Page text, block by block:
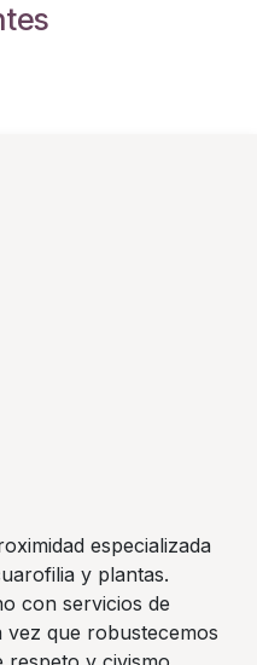
especializada
y plantas.
con servicios de
que robustecemos